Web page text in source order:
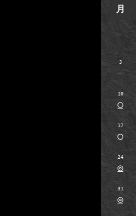
月
3
－
10
○
17
○
24
◎
31
◎